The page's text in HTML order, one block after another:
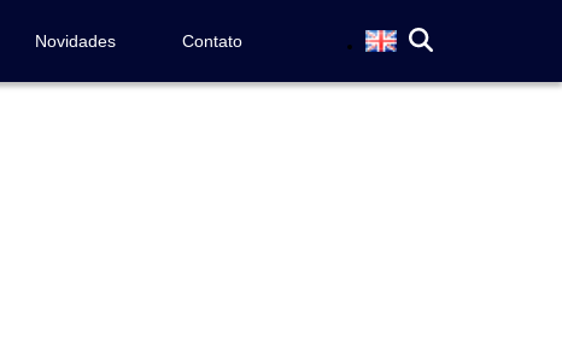
Novidades Contato